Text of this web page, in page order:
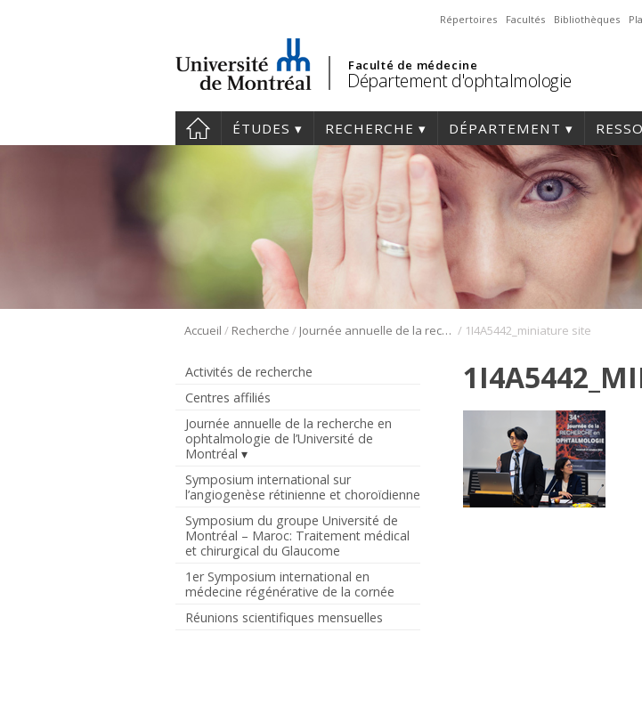
Répertoires Facultés Bibliothèques
Faculté de médecine
Département d'ophtalmologie
ÉTUDES RECHERCHE DÉPARTEMENT
Accueil / Recherche / Journée annuelle de la recherche en ophtalmologie de l’Université de Montréal / 1I4A5442_miniature site
Activités de recherche
Centres affiliés
Journée annuelle de la recherche en
ophtalmologie de l’Université de
Montréal
Symposium international sur
l’angiogenèse rétinienne et choroïdienne
Symposium du groupe Université de
Montréal – Maroc: Traitement médical
et chirurgical du Glaucome
1er Symposium international en
médecine régénérative de la cornée
Réunions scientifiques mensuelles